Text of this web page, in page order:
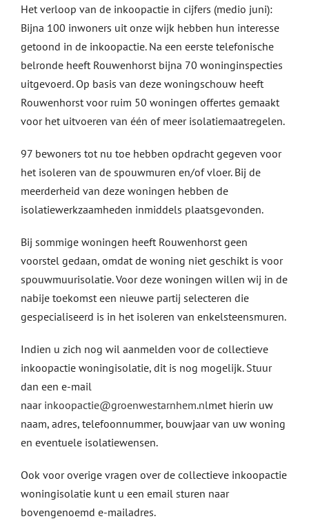
Het verloop van de inkoopactie in cijfers (medio juni):
Bijna 100 inwoners uit onze wijk hebben hun interesse
getoond in de inkoopactie. Na een eerste telefonische
belronde heeft Rouwenhorst bijna 70 woninginspecties
uitgevoerd. Op basis van deze woningschouw heeft
Rouwenhorst voor ruim 50 woningen offertes gemaakt
voor het uitvoeren van één of meer isolatiemaatregelen.
97 bewoners tot nu toe hebben opdracht gegeven voor
het isoleren van de spouwmuren en/of vloer. Bij de
meerderheid van deze woningen hebben de
isolatiewerkzaamheden inmiddels plaatsgevonden.
Bij sommige woningen heeft Rouwenhorst geen
voorstel gedaan, omdat de woning niet geschikt is voor
spouwmuurisolatie. Voor deze woningen willen wij in de
nabije toekomst een nieuwe partij selecteren die
gespecialiseerd is in het isoleren van enkelsteensmuren.
Indien u zich nog wil aanmelden voor de collectieve
inkoopactie woningisolatie, dit is nog mogelijk. Stuur
dan een e-mail
naar inkoopactie@groenwestarnhem.nlmet hierin uw
naam, adres, telefoonnummer, bouwjaar van uw woning
en eventuele isolatiewensen.
Ook voor overige vragen over de collectieve inkoopactie
woningisolatie kunt u een email sturen naar
bovengenoemd e-mailadres.